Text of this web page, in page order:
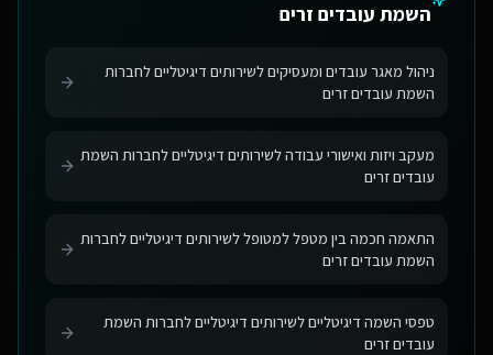
השמת עובדים זרים
ניהול מאגר עובדים ומעסיקים לשירותים דיגיטליים לחברות
השמת עובדים זרים
מעקב ויזות ואישורי עבודה לשירותים דיגיטליים לחברות השמת
עובדים זרים
התאמה חכמה בין מטפל למטופל לשירותים דיגיטליים לחברות
השמת עובדים זרים
טפסי השמה דיגיטליים לשירותים דיגיטליים לחברות השמת
עובדים זרים